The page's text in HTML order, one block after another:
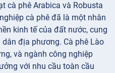
cà phê Arabica và Robusta
cà phê đã là một nhân
kinh tế của đất nước, cung
địa phương. Cà phê Lào
và ngành công nghiệp
với nhu cầu toàn cầu